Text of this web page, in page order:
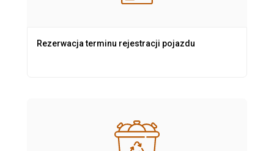
Rezerwacja terminu rejestracji pojazdu